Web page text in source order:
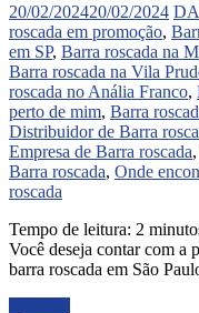
20/02/202420/02/2024
roscada em promoção,
em SP, Barra roscada na
Barra roscada na Vila
roscada no Anália Franco,
perto de mim, Barra
Distribuidor de Barra
Empresa de Barra roscada,
Barra roscada, Onde
roscada
Tempo de leitura: 2
Você deseja contar com a
barra roscada em São